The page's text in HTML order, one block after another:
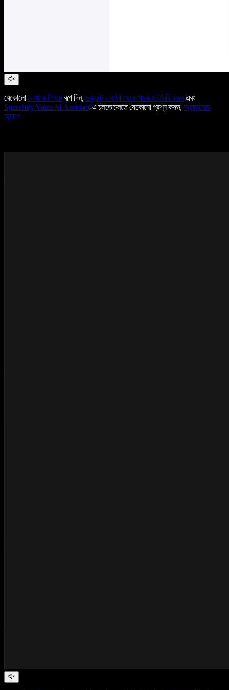
যেকোনোলেখাকে স্পিচেরূপ দিন, ডকুমেন্ট বা বর্ণনা থেকে পডকাস্ট তৈরি করুনএবং
Speechify Voice AI Assistant-এ চলতে চলতে যেকোনো প্রশ্ন করুন,অ্যান্ড্রয়েড
অ্যাপে